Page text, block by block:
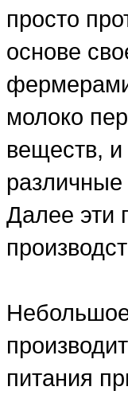
просто
основе
молоко
веществ, и
Далее эти
Небольшое
питания